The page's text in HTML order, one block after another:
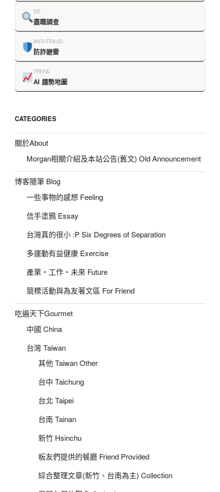
DD
盡職調查
ANTI-FRAUD
防詐避雷
TREND
AI 趨勢地圖
CATEGORIES
關於About
Morgan相關介紹及本站公告(舊文) Old Announcement
博客隨筆 Blog
一些事物的感想 Feeling
信手塗鴉 Essay
台灣真的很小 :P Six Degrees of Separation
多運動有益健康 Exercise
產業‧工作‧未來 Future
競標活動與為友著文區 For Friend
吃遍天下Gourmet
中國 China
台灣 Taiwan
其他 Taiwan Other
台中 Taichung
台北 Taipei
台南 Tainan
新竹 Hsinchu
板友們提供的餐廳 Friend Provided
綜合整理文章(新竹、台南為主) Collection